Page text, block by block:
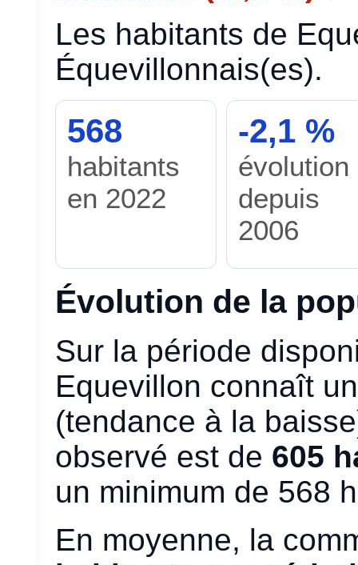
Les habitants de
Équevillonnais(es).
568
habitants
en 2022
-2,1 %
évolution
depuis
2006
Évolution de la
Sur la période
Equevillon connaît
(tendance à la
observé est de 605
un minimum de 568
En moyenne, la